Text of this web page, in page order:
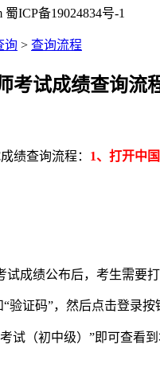
蜀ICP备19024834号-1
询 > 查询流程
考试成绩查询流
绩查询流程： 1、打开中
试成绩公布后，考生需要
证码”，然后点击登录按
（初中级）”即可查看到